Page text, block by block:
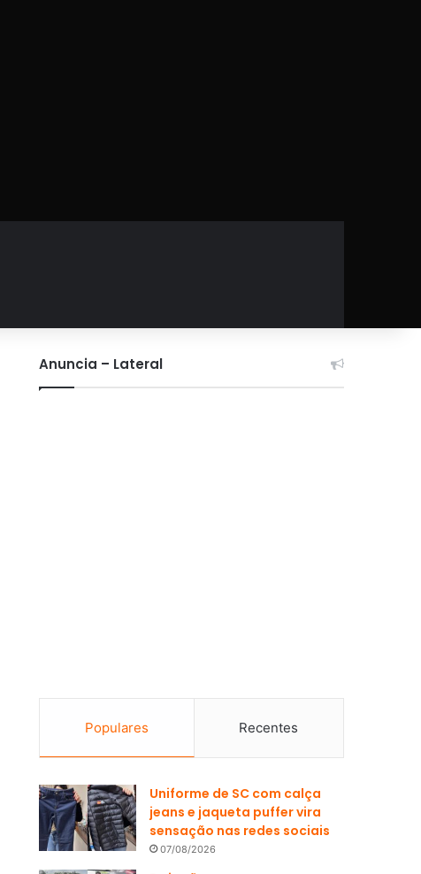
Anuncia – Lateral
Populares Recentes
Uniforme de SC com calça
jeans e jaqueta puffer vira
sensação nas redes sociais
07/08/2026